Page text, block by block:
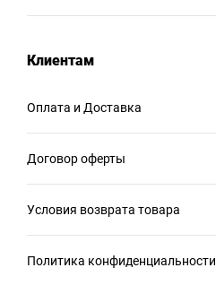
Клиентам
Оплата и Доставка
Договор оферты
Условия возврата товара
Политика конфиденциальности